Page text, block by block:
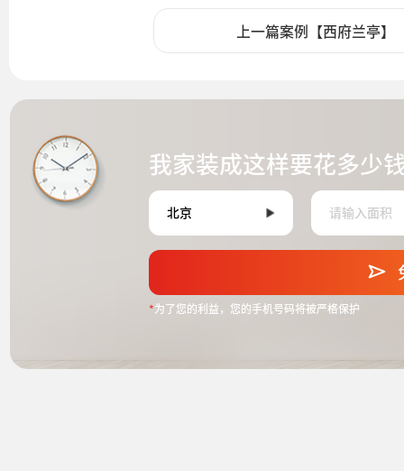
上一篇案例【西府兰亭】
我家装成这样要花多少
*为了您的利益，您的手机号码将被严格保护